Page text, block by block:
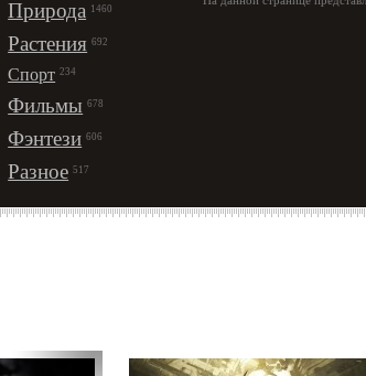
Природа 1460
Растения 692
Спорт 234
Фильмы 678
Фэнтези 606
Разное 517